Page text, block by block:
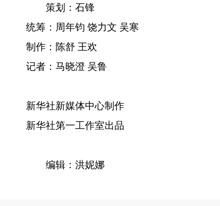
策划：石锋
统筹：周年钧 饶力文 吴寒
制作：陈舒 王欢
记者：马晓澄 吴鲁
新华社新媒体中心制作
新华社第一工作室出品
编辑：洪妮娜